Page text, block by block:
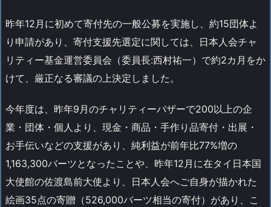
昨年12月に初めて寄付先の一般公募を実施し、約15団体よ
り申請があり、寄付支援先選定に関しては、日本人会チャ
リティー基金運営委員会（委員長:西村祐一）で約2カ月をか
けて、厳正なる審議の上決定しました。
今年度は、昨年9月のチャリティーバザーで200以上の企
業・団体・個人より、現金・商品・手作り品寄付・出展・
お手伝いなどの支援があり、純利益が前年比77%増の
1,163,300バーツとなったことや、昨年12月に在タイ日本国
大使館の佐渡島前大使より、日本人会へご自身が描かれた
絵画35点の寄贈（526,000バーツ相当の寄付）があり、こ